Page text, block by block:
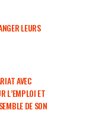
LEURS
AVEC
L’EMPLOI ET
DE SON